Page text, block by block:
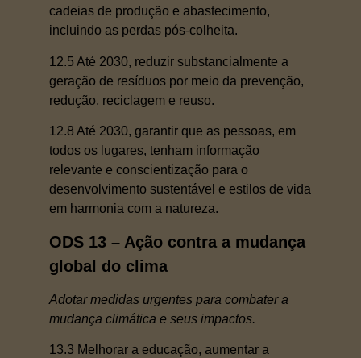
cadeias de produção e abastecimento,
incluindo as perdas pós-colheita.
12.5 Até 2030, reduzir substancialmente a
geração de resíduos por meio da prevenção,
redução, reciclagem e reuso.
12.8 Até 2030, garantir que as pessoas, em
todos os lugares, tenham informação
relevante e conscientização para o
desenvolvimento sustentável e estilos de vida
em harmonia com a natureza.
ODS 13 – Ação contra a mudança
global do clima
Adotar medidas urgentes para combater a
mudança climática e seus impactos.
13.3 Melhorar a educação, aumentar a